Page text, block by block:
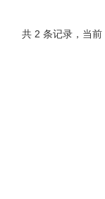
共 2 条记录，当